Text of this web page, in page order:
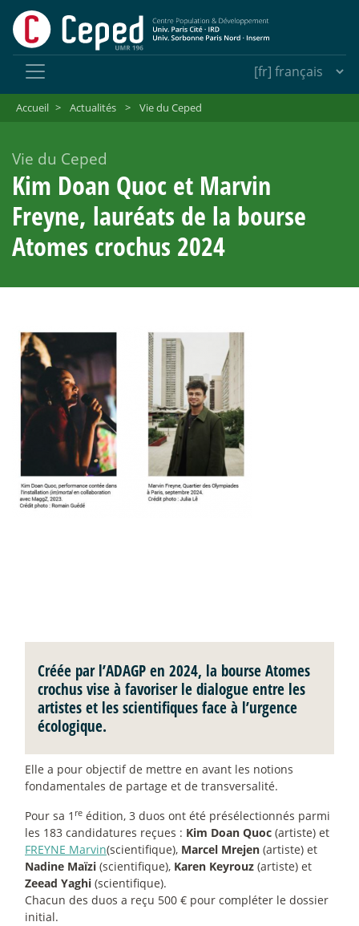
Accueil > Actualités > Vie du Ceped
Vie du Ceped
Kim Doan Quoc et Marvin
Freyne, lauréats de la bourse
Atomes crochus 2024
Créée par l’ADAGP en 2024, la bourse Atomes
crochus vise à favoriser le dialogue entre les
artistes et les scientifiques face à l’urgence
écologique.
Elle a pour objectif de mettre en avant les notions
fondamentales de partage et de transversalité.
Pour sa 1 re édition, 3 duos ont été présélectionnés parmi
les 183 candidatures reçues : Kim Doan Quoc (artiste) et
FREYNE Marvin(scientifique), Marcel Mrejen (artiste) et
Nadine Maïzi (scientifique), Karen Keyrouz (artiste) et
Zeead Yaghi (scientifique).
Chacun des duos a reçu 500 € pour compléter le dossier
initial.